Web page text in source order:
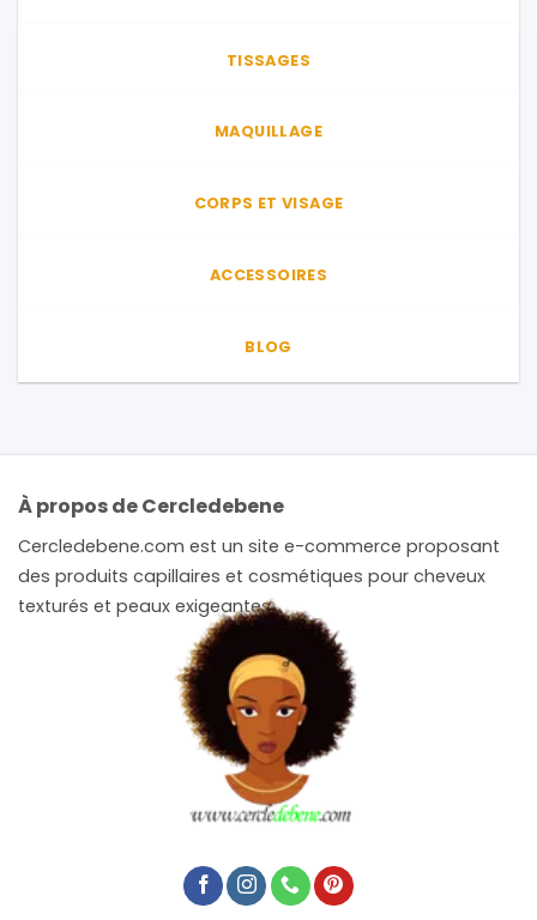
TISSAGES
MAQUILLAGE
CORPS ET VISAGE
ACCESSOIRES
BLOG
À propos de Cercledebene
Cercledebene.com est un site e-commerce proposant
des produits capillaires et cosmétiques pour cheveux
texturés et peaux exigeantes.